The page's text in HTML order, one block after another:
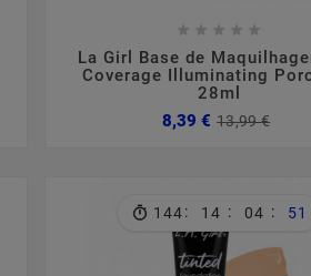
    
La Girl Base de
Coverage Illuminating
28ml
8,39 € 13,99 €
144: 14 : 04 : 50